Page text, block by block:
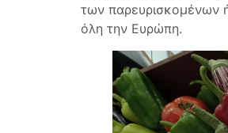
των παρευρισκομένων
όλη την Ευρώπη.